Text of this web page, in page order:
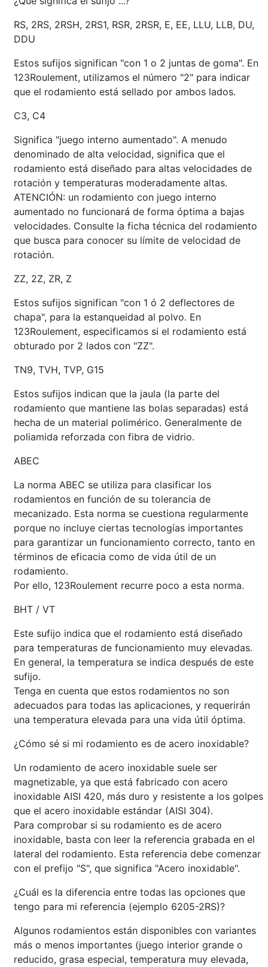
RS, 2RS, 2RSH, 2RS1, RSR, 2RSR, E, EE, LLU, LLB, DU,
DDU
Estos sufijos significan "con 1 o 2 juntas de goma". En
123Roulement, utilizamos el número "2" para indicar
que el rodamiento está sellado por ambos lados.
C3, C4
Significa "juego interno aumentado". A menudo
denominado de alta velocidad, significa que el
rodamiento está diseñado para altas velocidades de
rotación y temperaturas moderadamente altas.
ATENCIÓN: un rodamiento con juego interno
aumentado no funcionará de forma óptima a bajas
velocidades. Consulte la ficha técnica del rodamiento
que busca para conocer su límite de velocidad de
rotación.
ZZ, 2Z, ZR, Z
Estos sufijos significan "con 1 ó 2 deflectores de
chapa", para la estanqueidad al polvo. En
123Roulement, especificamos si el rodamiento está
obturado por 2 lados con "ZZ".
TN9, TVH, TVP, G15
Estos sufijos indican que la jaula (la parte del
rodamiento que mantiene las bolas separadas) está
hecha de un material polimérico. Generalmente de
poliamida reforzada con fibra de vidrio.
ABEC
La norma ABEC se utiliza para clasificar los
rodamientos en función de su tolerancia de
mecanizado. Esta norma se cuestiona regularmente
porque no incluye ciertas tecnologías importantes
para garantizar un funcionamiento correcto, tanto en
términos de eficacia como de vida útil de un
rodamiento.
Por ello, 123Roulement recurre poco a esta norma.
BHT / VT
Este sufijo indica que el rodamiento está diseñado
para temperaturas de funcionamiento muy elevadas.
En general, la temperatura se indica después de este
sufijo.
Tenga en cuenta que estos rodamientos no son
adecuados para todas las aplicaciones, y requerirán
una temperatura elevada para una vida útil óptima.
¿Cómo sé si mi rodamiento es de acero inoxidable?
Un rodamiento de acero inoxidable suele ser
magnetizable, ya que está fabricado con acero
inoxidable AISI 420, más duro y resistente a los golpes
que el acero inoxidable estándar (AISI 304).
Para comprobar si su rodamiento es de acero
inoxidable, basta con leer la referencia grabada en el
lateral del rodamiento. Esta referencia debe comenzar
con el prefijo "S", que significa "Acero inoxidable".
¿Cuál es la diferencia entre todas las opciones que
tengo para mi referencia (ejemplo 6205-2RS)?
Algunos rodamientos están disponibles con variantes
más o menos importantes (juego interior grande o
reducido, grasa especial, temperatura muy elevada,